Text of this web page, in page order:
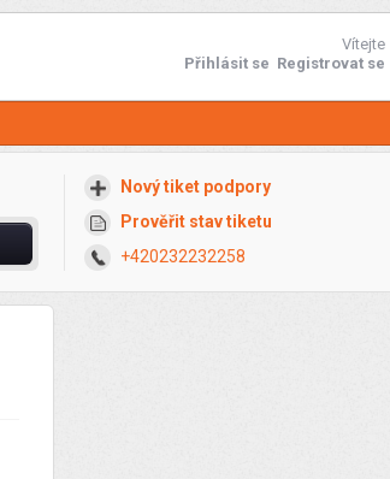
Vítejte
Přihlásit se Registrovat se
Nový tiket podpory
Prověřit stav tiketu
+420232232258